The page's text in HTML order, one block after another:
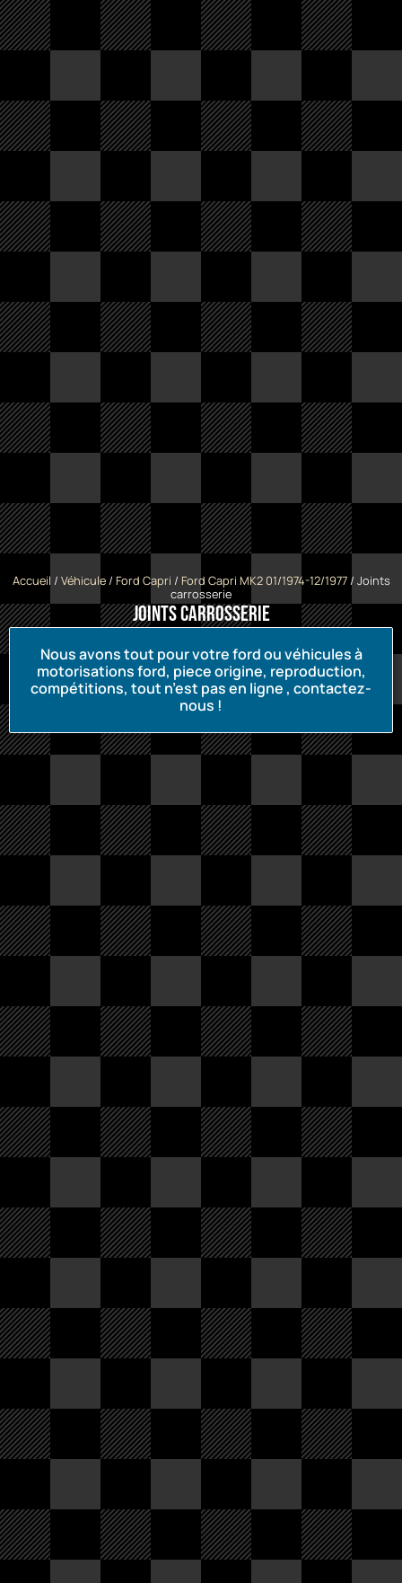
Accueil / Véhicule/ Ford Capri / Ford Capri MK2 01/1974-12/1977/ Joints
carrosserie
Joints carrosserie
Nous avons tout pour votre ford ou véhicules à
motorisations ford, piece origine, reproduction,
compétitions, tout n’est pas en ligne , contactez-
nous !